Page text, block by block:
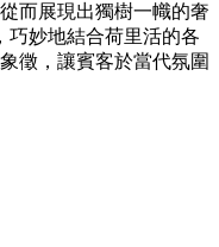
而展現出獨樹一幟的奢
巧妙地結合荷里活的各
徵，讓賓客於當代氛圍